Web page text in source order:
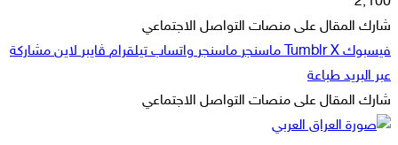
إلكترونيا
شارك المقال على منصات التواصل الاجتماعي
فيسبوك ‫X ماسنجر ماسنجر واتساب تيلقرام ڤايبر لاين مشاركة
عبر البريد طباعة
شارك المقال على منصات التواصل الاجتماعي
فيسبوك
‫X
ماسنجر
ماسنجر
واتساب
تيلقرام
ڤايبر
لاين
مشاركة
طباعة